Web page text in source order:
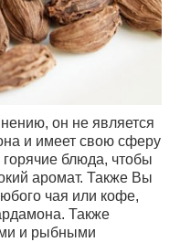
он не является
и имеет свою сферу
блюда, чтобы
аромат. Также Вы
чая или кофе,
Также
и рыбными